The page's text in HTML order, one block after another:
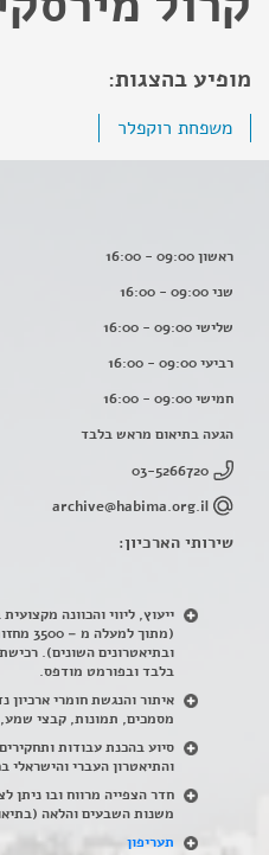
מופיע בהצגות:
משפחת רוקפלר
ראשון 09:00 - 16:00
שני 09:00 - 16:00
שלישי 09:00 - 16:00
רביעי 09:00 - 16:00
חמישי 09:00 - 16:00
הגעה בתיאום מראש בלבד
03-5266720
archive@habima.org.il
שירותי הארכיון:
ייעוץ, ליווי והכוונה
(מתוך
ובתיאטרונים השונים).
בלבד ובפורמט מודפס.
איתור והנגשת חומרי ארכיון
מסמכים, תמונות, קבצי שמע,
סיוע בהכנת עבודות
והתיאטרון העברי והישראלי
משנות השבעים והלאה
תעריפון